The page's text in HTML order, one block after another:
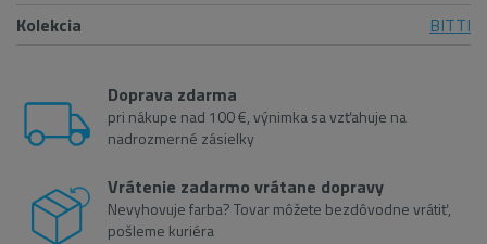
Kolekcia
BITTI
Doprava zdarma
pri nákupe nad 100 €, výnimka sa vzťahuje na
nadrozmerné zásielky
Vrátenie zadarmo vrátane dopravy
Nevyhovuje farba? Tovar môžete bezdôvodne vrátiť,
pošleme kuriéra